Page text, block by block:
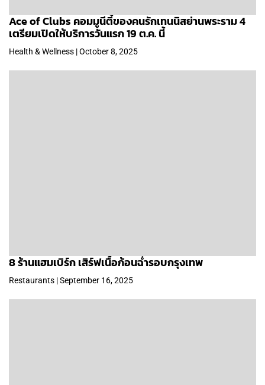
Ace of Clubs คอมมูนีตี้ของคนรักเทนนิสย่านพระราม 4
เตรียมเปิดให้บริการวันแรก 19 ต.ค. นี้
Health & Wellness | October 8, 2025
8 ร้านแฮมเบิร์ก เสิร์ฟเนื้อก้อนฉ่ำรอบกรุงเทพ
Restaurants | September 16, 2025